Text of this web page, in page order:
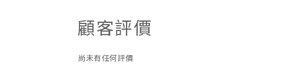
顧客評價
尚未有任何評價